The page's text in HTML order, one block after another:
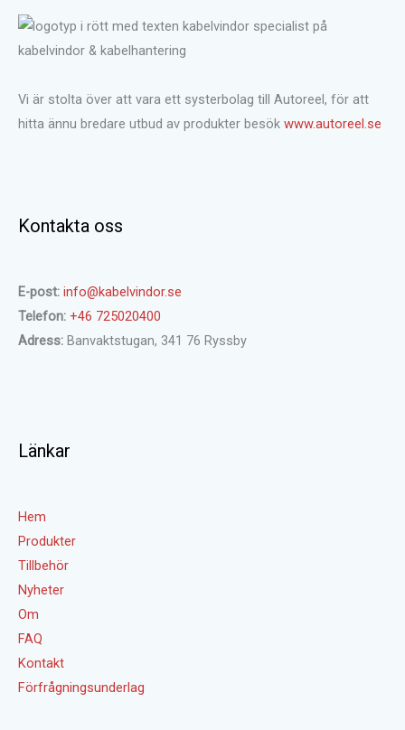
Vi är stolta över att vara ett systerbolag till Autoreel, för att
hitta ännu bredare utbud av produkter besök www.autoreel.se
Kontakta oss
E-post: info@kabelvindor.se
Telefon: +46 725020400
Adress: Banvaktstugan, 341 76 Ryssby
Länkar
Hem
Produkter
Tillbehör
Nyheter
Om
FAQ
Kontakt
Förfrågningsunderlag